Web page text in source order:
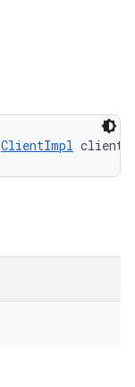
ClientImpl client)